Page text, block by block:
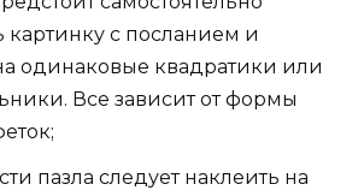
картинку с посланием и
одинаковые квадратики или
Все зависит от формы
пазла следует наклеить на